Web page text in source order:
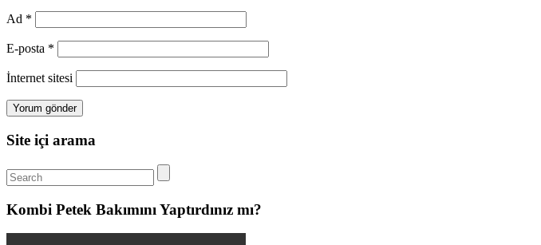
Ad *
E-posta *
İnternet sitesi
Site içi arama
Kombi Petek Bakımını Yaptırdınız mı?